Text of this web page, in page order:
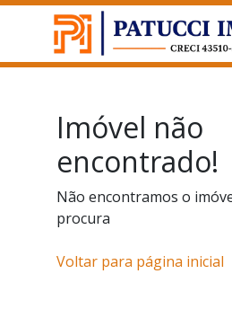
Imóvel não
encontrado!
Não encontramos o
procura
Voltar para página inicial